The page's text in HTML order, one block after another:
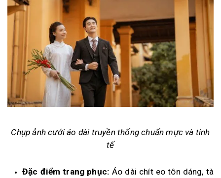
Chụp ảnh cưới áo dài truyền thống chuẩn mực và tinh
tế
Đặc điểm trang phục: Áo dài chít eo tôn dáng, tà